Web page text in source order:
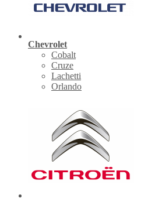
Chevrolet
Cobalt
Cruze
Lachetti
Orlando